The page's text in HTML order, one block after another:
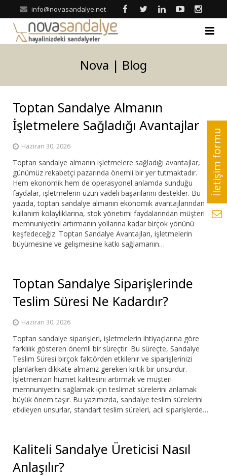
info@novasandalye.net
ÜRÜNLER
Ahşap Sandalye
Metal Sandalye
Tonet-Thonet Sandalye
Hilton & Banket Sandalyeler
Klasik Sandalye
Bar Sandalyesi
Plastik Sandalye
Masalar
REFERANSLAR
Nova | Blog
İLETİŞİM
Nova | Blog
Toptan Sandalye Almanın
İşletmelere Sağladığı Avantajlar
Haziran 30, 2026
Toptan sandalye almanın işletmelere sağladığı avantajlar,
günümüz rekabetçi pazarında önemli bir yer tutmaktadır.
Hem ekonomik hem de operasyonel anlamda sunduğu
faydalar, işletmelerin uzun vadeli başarılarını destekler. Bu
yazıda, toptan sandalye almanın ekonomik avantajlarından
kullanım kolaylıklarına, stok yönetimi faydalarından müşteri
memnuniyetini artırmanın yollarına kadar birçok yönünü
keşfedeceğiz. Toptan Sandalye Avantajları, işletmelerin
büyümesine ve gelişmesine katkı sağlamanın…
Toptan Sandalye Siparişlerinde
Teslim Süresi Ne Kadardır?
Haziran 30, 2026
Toptan sandalye siparişleri, işletmelerin ihtiyaçlarına göre
farklılık gösteren önemli bir süreçtir. Bu süreçte, Sandalye
Teslim Süresi birçok faktörden etkilenir ve siparişlerinizi
planlarken dikkate almanız gereken kritik bir unsurdur.
İşletmenizin hizmet kalitesini artırmak ve müşteri
memnuniyetini sağlamak için teslimat sürelerini anlamak
büyük önem taşır. Bu yazımızda, sandalye teslim sürelerini
etkileyen unsurlar, standart teslim süreleri, acil siparişlerde…
Kaliteli Sandalye Üreticisi Nasıl
Anlaşılır?